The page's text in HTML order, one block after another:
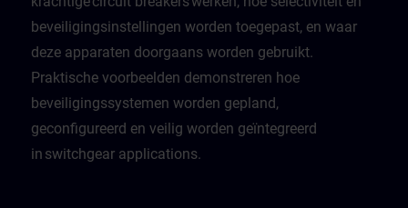
beveiligingsinstellingen worden toegepast, en waar
deze apparaten doorgaans worden gebruikt.
Praktische voorbeelden demonstreren hoe
beveiligingssystemen worden gepland,
geconfigureerd en veilig worden geïntegreerd
in switchgear applications.